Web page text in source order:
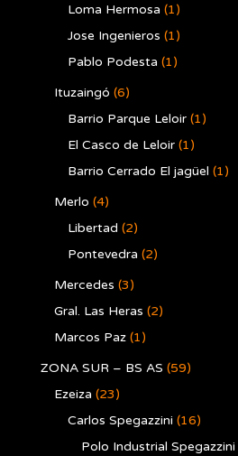
Loma Hermosa (1)
Jose Ingenieros (1)
Pablo Podesta (1)
Ituzaingó (6)
Barrio Parque Leloir (1)
El Casco de Leloir (1)
Barrio Cerrado El jagüel (1)
Merlo (4)
Libertad (2)
Pontevedra (2)
Mercedes (3)
Gral. Las Heras (2)
Marcos Paz (1)
ZONA SUR – BS AS (59)
Ezeiza (23)
Carlos Spegazzini (16)
Polo Industrial Spegazzini